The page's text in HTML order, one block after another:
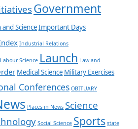
Government
and ScienceImportant Days
Industrial Relations
Labour Science Launch Law and
Medical Science Military Exercises
Conferences OBITUARY
Places in News Science
Social Science Sports state